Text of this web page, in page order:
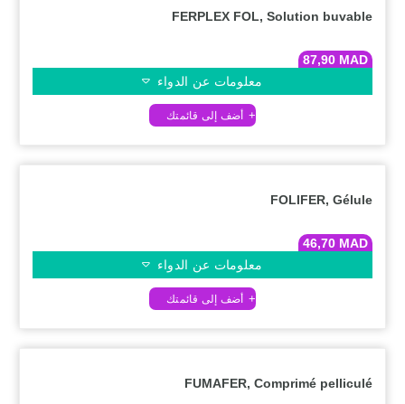
FERPLEX FOL, Solution buvable
87,90 MAD
معلومات عن الدواء
FOLIFER, Gélule
46,70 MAD
معلومات عن الدواء
FUMAFER, Comprimé pelliculé